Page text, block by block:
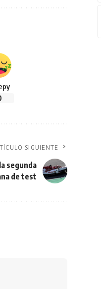
SIGUIENTE
segunda
de test